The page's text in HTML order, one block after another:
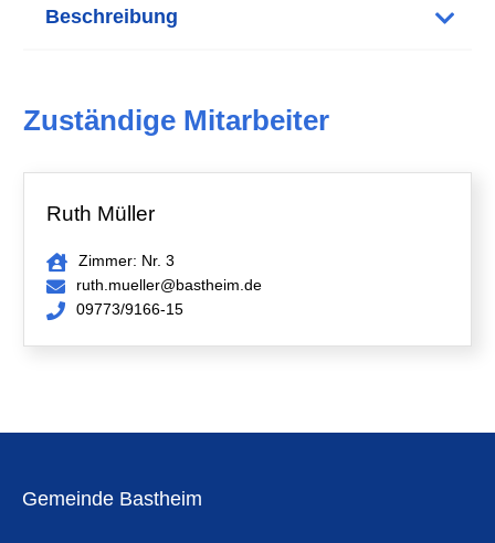
Beschreibung
Zuständige Mitarbeiter
Ruth Müller
Zimmer: Nr. 3
ruth.mueller@bastheim.de
09773/9166-15
Gemeinde Bastheim